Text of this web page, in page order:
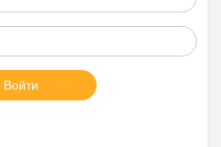
Войти